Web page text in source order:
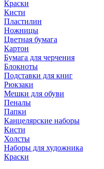
Краски
Кисти
Пластилин
Ножницы
Цветная бумага
Картон
Бумага для черчения
Блокноты
Подставки для книг
Рюкзаки
Мешки для обуви
Пеналы
Папки
Канцелярские наборы
Кисти
Холсты
Наборы для художника
Краски